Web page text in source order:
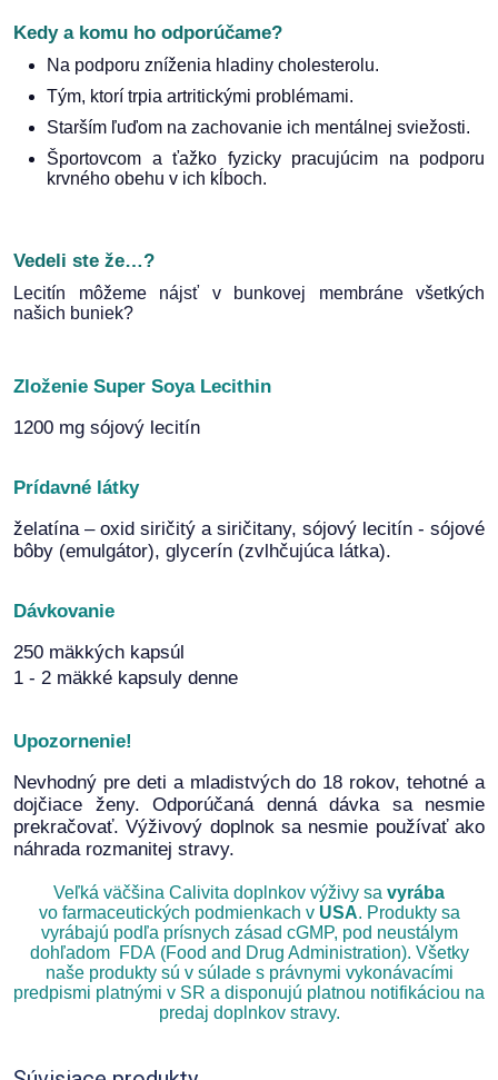
Kedy a komu ho odporúčame?
Na podporu zníženia hladiny cholesterolu.
Tým, ktorí trpia artritickými problémami.
Starším ľuďom na zachovanie ich mentálnej sviežosti.
Športovcom a ťažko fyzicky pracujúcim na podporu
krvného obehu v ich kĺboch.
Vedeli ste že…?
Lecitín môžeme nájsť v bunkovej membráne všetkých
našich buniek?
Zloženie Super Soya Lecithin
1200 mg sójový lecitín
Prídavné látky
želatína – oxid siričitý a siričitany, sójový lecitín - sójové
bôby (emulgátor), glycerín (zvlhčujúca látka).
Dávkovanie
250 mäkkých kapsúl
1 - 2 mäkké kapsuly denne
Upozornenie!
Nevhodný pre deti a mladistvých do 18 rokov, tehotné a
dojčiace ženy. Odporúčaná denná dávka sa nesmie
prekračovať. Výživový doplnok sa nesmie používať ako
náhrada rozmanitej stravy.
Veľká väčšina Calivita doplnkov výživy sa vyrába
vo farmaceutických podmienkach v USA. Produkty sa
vyrábajú podľa prísnych zásad cGMP, pod neustálym
dohľadom FDA (Food and Drug Administration). Všetky
naše produkty sú v súlade s právnymi vykonávacími
predpismi platnými v SR a disponujú platnou notifikáciou na
predaj doplnkov stravy.